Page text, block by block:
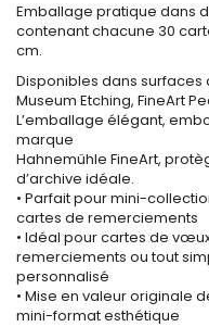
Emballage pratique dans
contenant chacune 30
cm.
Disponibles dans surfaces
Museum Etching, FineArt
L’emballage élégant,
marque
Hahnemühle FineArt,
d’archive idéale.
• Parfait pour mini-
cartes de remerciements
• Idéal pour cartes de
remerciements ou tout
personnalisé
• Mise en valeur originale
mini-format esthétique